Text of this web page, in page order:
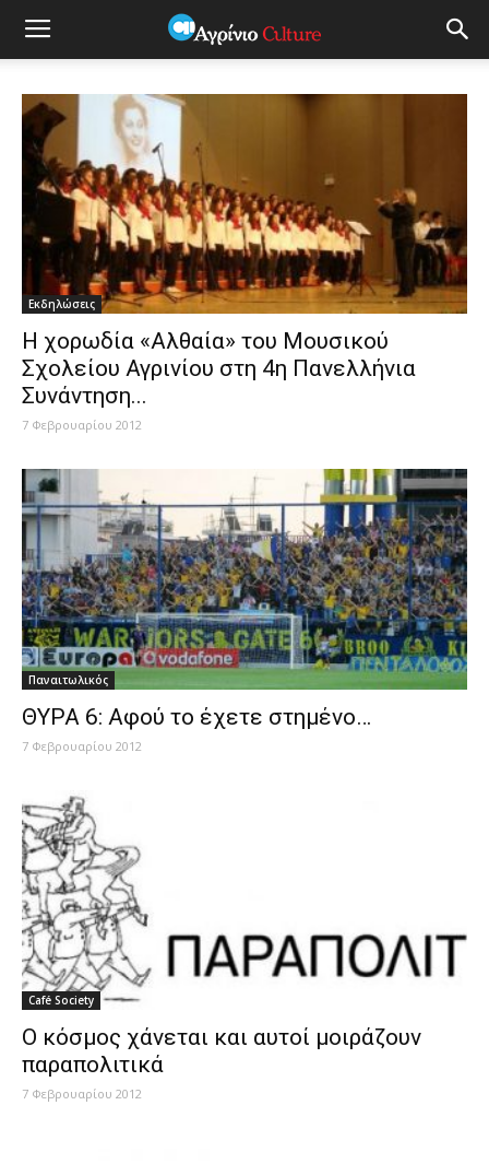
Εκδηλώσεις
Η χορωδία «Αλθαία» του Μουσικού
Σχολείου Αγρινίου στη 4η Πανελλήνια
Συνάντηση...
7 Φεβρουαρίου 2012
Παναιτωλικός
ΘΥΡΑ 6: Αφού το έχετε στημένο…
7 Φεβρουαρίου 2012
Café Society
Ο κόσμος χάνεται και αυτοί μοιράζουν
παραπολιτικά
7 Φεβρουαρίου 2012